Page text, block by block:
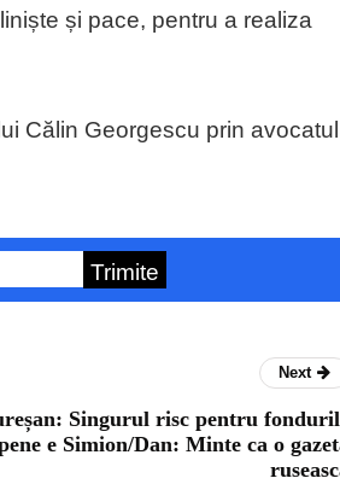
și pace, pentru a realiza
Călin Georgescu prin avocatul
Trimite
Next
Singurul risc pentru
e Simion/Dan: Minte ca o